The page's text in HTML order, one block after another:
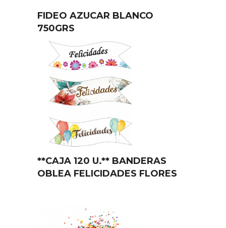
FIDEO AZUCAR BLANCO
750GRS
**CAJA 120 U.** BANDERAS
OBLEA FELICIDADES FLORES